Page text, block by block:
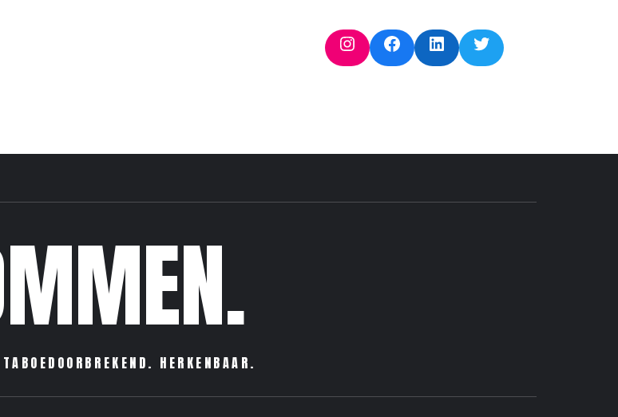
InstagramFacebookLinkedInTwitter
HERKENBAAR.